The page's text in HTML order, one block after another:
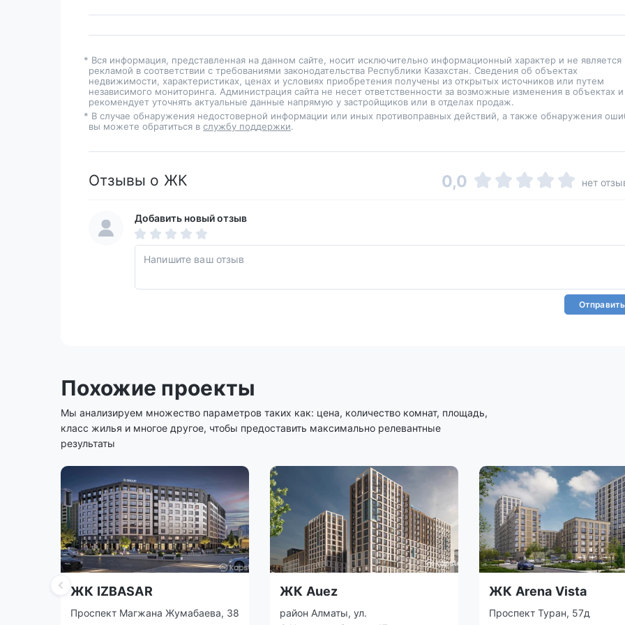
* Вся информация, представленная на данном сайте, носит исключительно информационный характер и не является
рекламой в соответствии с требованиями законодательства Республики Казахстан. Сведения об объектах
недвижимости, характеристиках, ценах и условиях приобретения получены из открытых источников или путем
независимого мониторинга. Администрация сайта не несет ответственности за возможные изменения в объектах и
рекомендует уточнять актуальные данные напрямую у застройщиков или в отделах продаж.
* В случае обнаружения недостоверной информации или иных противоправных действий, а также обнаружения
вы можете обратиться в службу поддержки.
Отзывы о ЖК 0,0 нет
Добавить новый отзыв
Отправить
Похожие проекты
Мы анализируем множество параметров таких как: цена, количество комнат, площадь,
класс жилья и многое другое, чтобы предоставить максимально релевантные
результаты
ЖК IZBASAR
Проспект Магжана Жумабаева, 38
ЖК Auez
район Алматы, ул.
ЖК Arena Vista
Проспект Туран, 57д